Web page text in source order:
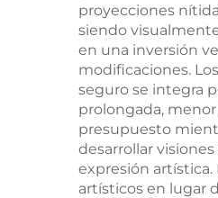
proyecciones
siendo
en una inversión
modificaciones.
seguro se integra
prolongada,
presupuesto
desarrollar
expresión
artísticos en lugar